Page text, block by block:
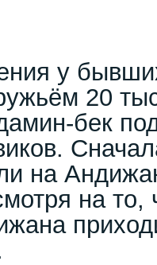
у
20
бек
на
на то,